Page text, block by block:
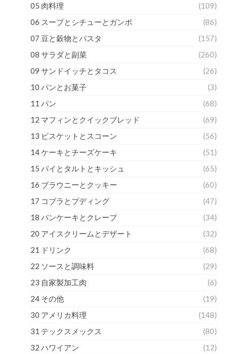
05 肉料理
(109)
06 スープとシチューとガンボ
(86)
07 豆と穀物とパスタ
(157)
08 サラダと副菜
(260)
09 サンドイッチとタコス
(26)
10 パンとお菓子
(3)
11 パン
(68)
12 マフィンとクイックブレッド
(69)
13 ビスケットとスコーン
(56)
14 ケーキとチーズケーキ
(51)
15 パイとタルトとキッシュ
(65)
16 ブラウニーとクッキー
(60)
17 コブラとプディング
(47)
18 パンケーキとクレープ
(34)
20 アイスクリームとデザート
(32)
21 ドリンク
(68)
22 ソースと調味料
(29)
23 自家製加工肉
(6)
24 その他
(19)
30 アメリカ料理
(148)
31 テックスメックス
(80)
32 ハワイアン
(12)